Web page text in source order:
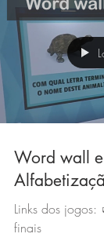
Word wall
Links dos
finais